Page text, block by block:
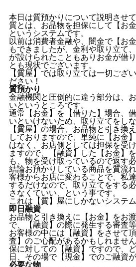
本日は質預かりについて説明させ
質とは、お品物を担保にして【お
というシステムです。
以前は消費者金融や、闇金で【お
もできましたが、金利や取り立て
が設けられたこともありお金が借
とも現状でございます。
【質屋】では取り立ては一切ござ
ださい！
質預かり
金融機関と圧倒的に違う部分は、
いというところです。
通常【お金】を【借りた】場合、
いといけないため、取り立てをし
【質屋】の場合、お品物と引き換
しておりますので、単純に【お金
はなく、お店側としては担保を受
ますので、【融資】した【お金】
も、物を受け取っているので返す
結論お預かりしている商品を質流
客様からお店に変わることで、私
するだけなので、取り立てをする
さなくていい、という事です。
これは【質】屋にしかないシステム
即日融資
お品物と引き換えに【お金】をお
で、【融資】の際に発生する審査
お客様の中には【融資】をさせて
査】のご心配があるかもしれませ
保に対しての【融資】ですので、
日、その場で【現金】でのご融資が
必要な物